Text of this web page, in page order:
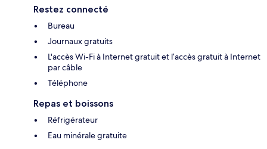
Restez connecté
Bureau
Journaux gratuits
L'accès Wi-Fi à Internet gratuit et l’accès gratuit à Internet
par câble
Téléphone
Repas et boissons
Réfrigérateur
Eau minérale gratuite